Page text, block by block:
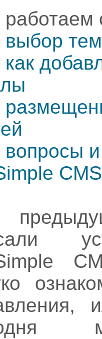
работаем
выбор
как
вопросы
CMS